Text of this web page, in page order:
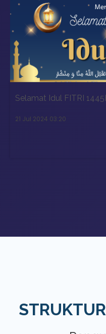
Selamat Idul FITRI
21 Jul 2024 03:20